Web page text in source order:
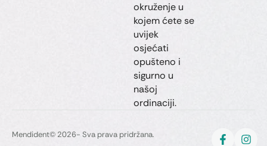
okruženje u
kojem ćete se
uvijek
osjećati
opušteno i
sigurno u
našoj
ordinaciji.
Mendident© 2026- Sva prava pridržana.